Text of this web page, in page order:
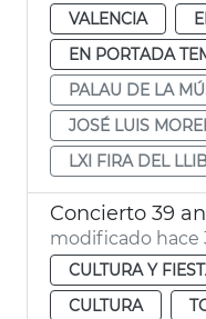
VALENCIA
EN PORTADA
PALAU DE LA
JOSÉ LUIS
LXI FIRA DEL
modificado hace
CULTURA Y
CULTURA